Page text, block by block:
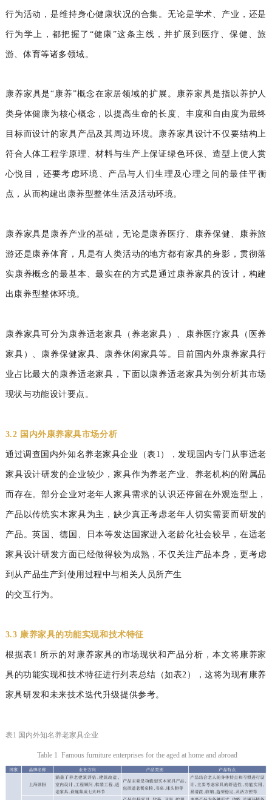
行为活动，是维持身心健康状况的合集。无论是学术、产业，还是
行为学上，都把握了“健康”这条主线，并扩展到医疗、保健、旅
游、体育等诸多领域。
康养家具是“康养”概念在家居领域的扩展。康养家具是指以养护人
类身体健康为核心概念，以提高生命的长度、丰度和自由度为最终
目标而设计的家具产品及其周边环境。康养家具设计不仅要结构上
符合人体工程学原理、材料与生产上保证绿色环保、造型上使人赏
心悦目，还要考虑环境、产品与人们生理及心理之间的最佳平衡
点，从而构建出康养型整体生活及活动环境。
康养家具是康养产业的基础，无论是康养医疗、康养保健、康养旅
游还是康养体育，凡是有人类活动的地方都有家具的身影，贯彻落
实康养概念的最基本、最实在的方式是通过康养家具的设计，构建
出康养型整体环境。
康养家具可分为康养适老家具（养老家具）、康养医疗家具（医养
家具）、康养保健家具、康养休闲家具等。目前国内外康养家具行
业占比最大的康养适老家具，下面以康养适老家具为例分析其市场
现状与功能设计要点。
3.2 国内外康养家具市场分析
通过调查国内外知名养老家具企业（表1），发现国内专门从事适老
家具设计研发的企业较少，家具作为养老产业、养老机构的附属品
而存在。部分企业对老年人家具需求的认识还停留在外观造型上，
产品以传统实木家具为主，缺少真正考虑老年人切实需要而研发的
产品 。英国、德国、日本等发达国家进入老龄化社会较早，在适老
家具设计研发方面已经做得较为成熟，不仅关注产品本身，更考虑
到从产品生产到使用过程中与相关人员所产生
的交互行为。
3.3 康养家具的功能实现和技术特征
根据表1 所示的对康养家具的市场现状和产品分析，本文将康养家
具的功能实现和技术特征进行列表总结（如表2），这将为现有康养
家具研发和未来技术迭代升级提供参考。
表1 国内外知名养老家具企业
Table 1 Famous furniture enterprises for the aged at home and abroad